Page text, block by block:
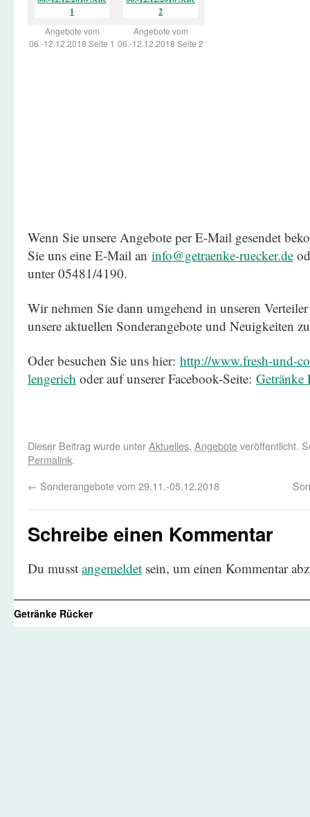
Angebote vom
06.-12.12.2018 Seite 1
Angebote vom
06.-12.12.2018 Seite 2
Wenn Sie unsere Angebote per E-Mail gesendet
Sie uns eine E-Mail an info@getraenke-ruecker.de
unter 05481/4190.
Wir nehmen Sie dann umgehend in unseren
unsere aktuellen Sonderangebote und Neuigkeiten
Oder besuchen Sie uns hier: http://www.fresh-und-
lengerich oder auf unserer Facebook-Seite: Getränke
Dieser Beitrag wurde unterAktuelles, Angeboteveröffentlicht.
Permalink.
← Sonderangebote vom 29.11.-05.12.2018
Schreibe einen Kommentar
Du musst angemeldetsein, um einen Kommentar
Getränke Rücker